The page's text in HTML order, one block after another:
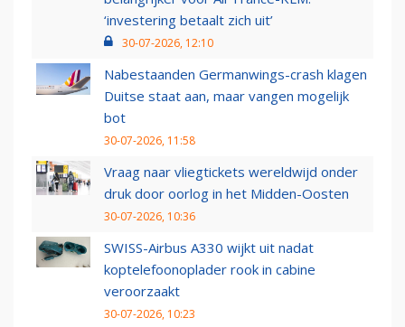
‘investering betaalt zich uit’
30-07-2026, 12:10
Nabestaanden Germanwings-crash klagen
Duitse staat aan, maar vangen mogelijk
bot
30-07-2026, 11:58
Vraag naar vliegtickets wereldwijd onder
druk door oorlog in het Midden-Oosten
30-07-2026, 10:36
SWISS-Airbus A330 wijkt uit nadat
koptelefoonoplader rook in cabine
veroorzaakt
30-07-2026, 10:23